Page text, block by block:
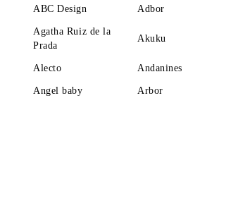
ABC Design Adbor
Agatha Ruiz de la
Prada
Akuku
Alecto Andanines
Angel baby Arbor